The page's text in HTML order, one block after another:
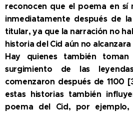
reconocen que el poema en sí
inmediatamente después de
titular, ya que la narración no
historia del Cid aún no
Hay quienes también
surgimiento de las
comenzaron después de 1100
estas historias también
poema del Cid, por